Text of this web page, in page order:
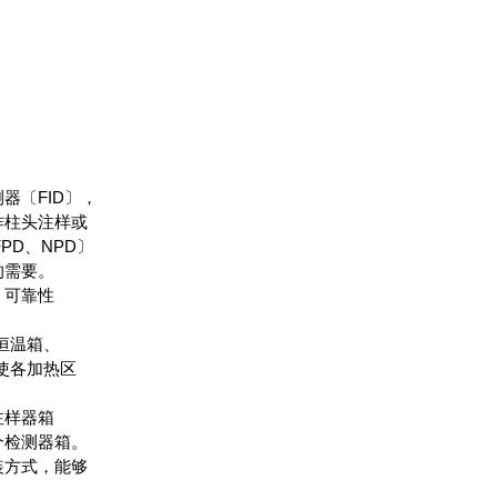
〔FID〕，
头注样或
、NPD〕
要。
靠性
箱、
各加热区
器箱
测器箱。
式，能够